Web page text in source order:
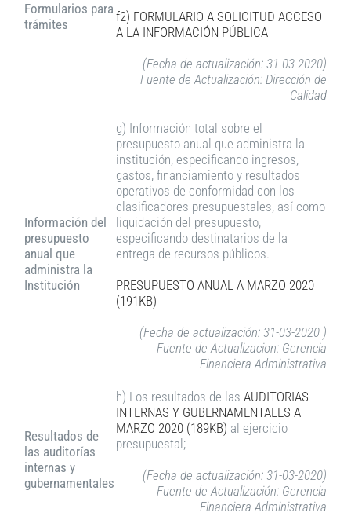
Formularios para
trámites
f2) FORMULARIO A SOLICITUD ACCESO
A LA INFORMACIÓN PÚBLICA
(Fecha de actualización: 31-03-2020)
Fuente de Actualización: Dirección de
Calidad
Información del
presupuesto
anual que
administra la
Institución
g) Información total sobre el
presupuesto anual que administra la
institución, especificando ingresos,
gastos, financiamiento y resultados
operativos de conformidad con los
clasificadores presupuestales, así como
liquidación del presupuesto,
especificando destinatarios de la
entrega de recursos públicos.
PRESUPUESTO ANUAL A MARZO 2020
(191KB)
(Fecha de actualización: 31-03-2020 )
Fuente de Actualizacion: Gerencia
Financiera Administrativa
Resultados de
las auditorías
internas y
gubernamentales
h) Los resultados de las AUDITORIAS
INTERNAS Y GUBERNAMENTALES A
MARZO 2020 (189KB) al ejercicio
presupuestal;
(Fecha de actualización: 31-03-2020)
Fuente de Actualización: Gerencia
Financiera Administrativa